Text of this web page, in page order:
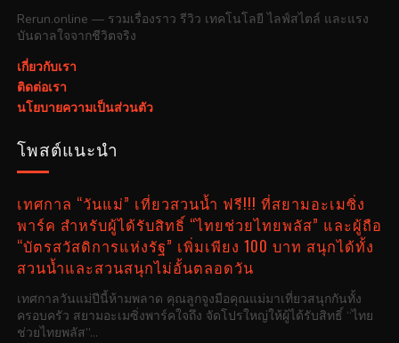
Rerun.online — รวมเรื่องราว รีวิว เทคโนโลยี ไลฟ์สไตล์ และแรง
บันดาลใจจากชีวิตจริง
เกี่ยวกับเรา
ติดต่อเรา
นโยบายความเป็นส่วนตัว
โพสต์แนะนำ
เทศกาล “วันแม่” เที่ยวสวนน้ำ ฟรี!!! ที่สยามอะเมซิ่ง
พาร์ค สำหรับผู้ได้รับสิทธิ์ “ไทยช่วยไทยพลัส” และผู้ถือ
“บัตรสวัสดิการแห่งรัฐ” เพิ่มเพียง 100 บาท สนุกได้ทั้ง
สวนน้ำและสวนสนุกไม่อั้นตลอดวัน
เทศกาลวันแม่ปีนี้ห้ามพลาด คุณลูกจูงมือคุณแม่มาเที่ยวสนุกกันทั้ง
ครอบครัว สยามอะเมซิ่งพาร์คใจถึง จัดโปรใหญ่ให้ผู้ได้รับสิทธิ์ “ไทย
ช่วยไทยพลัส”...